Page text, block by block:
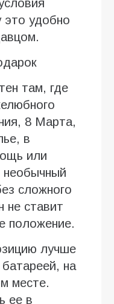
это удобно
там, где
8 Марта,
в
или
необычный
сложного
не ставит
положение.
лучше
на
месте.
ее в